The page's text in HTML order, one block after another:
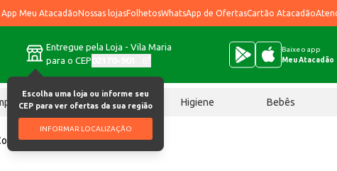
App Meu AtacadãoNossas lojasFolhetosWhatsApp de OfertasCartão Atacadão
Entregue pela Loja - Vila Maria
para o CEP
Escolha uma loja ou informe seu
CEP para ver ofertas da sua região
INFORMAR LOCALIZAÇÃO
Baixe o app
Meu Atacadão
Chocolates Higiene Bebês
Filhote 6kg